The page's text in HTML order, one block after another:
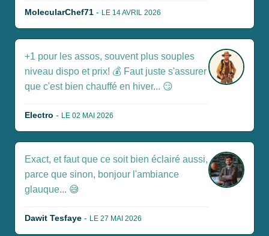
MolecularChef71 - LE 14 AVRIL 2026
+1 pour les assos, souvent plus souples
niveau dispo et prix! 💰 Faut juste s'assurer
que c'est bien chauffé en hiver... 😏
Electro - LE 02 MAI 2026
Exact, et faut que ce soit bien éclairé aussi,
parce que sinon, bonjour l'ambiance
glauque... 😅
Dawit Tesfaye - LE 27 MAI 2026